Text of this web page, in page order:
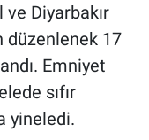
Diyarbakır
düzenlenek 17
Emniyet
sıfır
yineledi.